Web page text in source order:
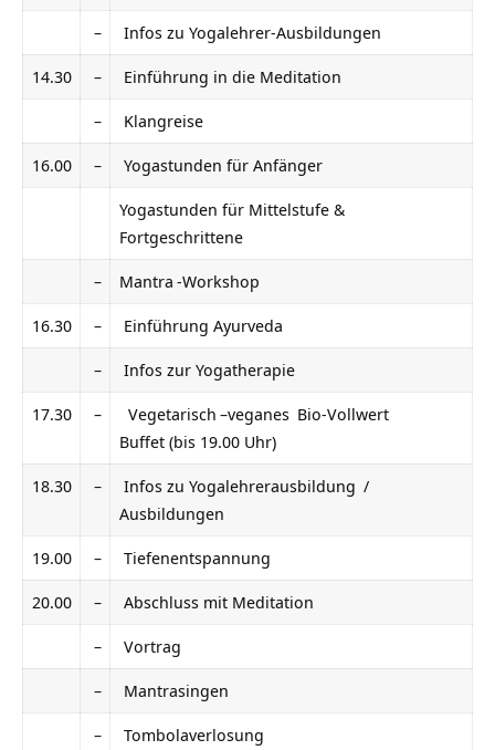
–
Infos zu Yogalehrer-Ausbildungen
14.30
– Einführung in die Meditation
–
Klangreise
16.00
–
Yogastunden für Anfänger
Yogastunden für Mittelstufe &
Fortgeschrittene
–
Mantra -Workshop
16.30
– Einführung Ayurveda
–
Infos zur Yogatherapie
17.30
– Vegetarisch –veganes Bio-Vollwert
Buffet (bis 19.00 Uhr)
18.30
– Infos zu Yogalehrerausbildung /
Ausbildungen
19.00
–
Tiefenentspannung
20.00
– Abschluss mit Meditation
–
Vortrag
–
Mantrasingen
–
Tombolaverlosung